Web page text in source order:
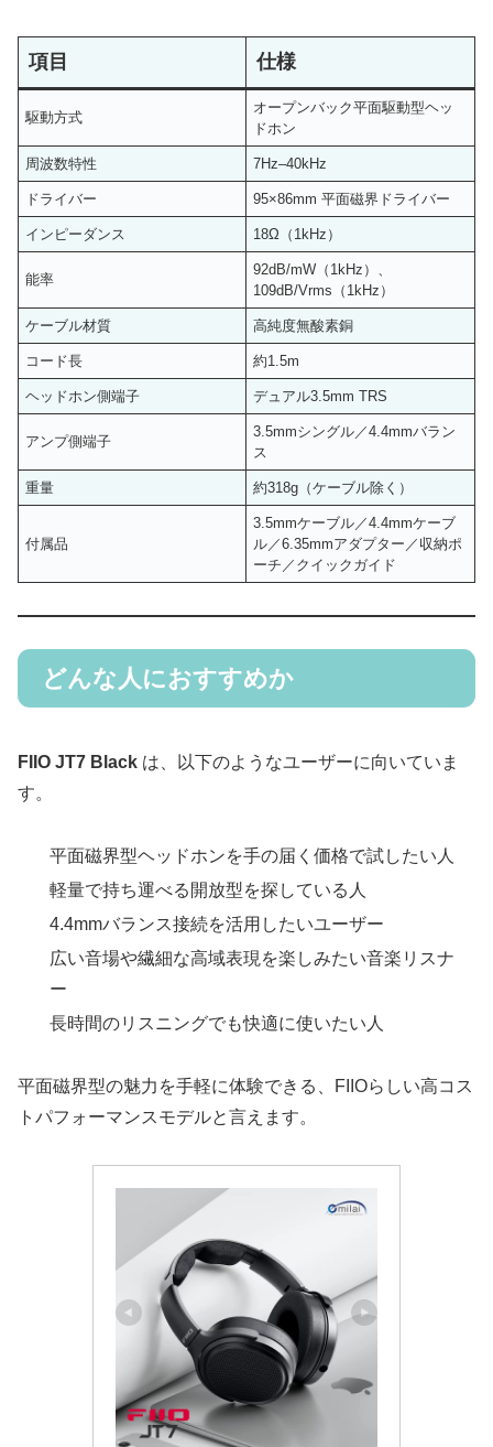
項目 仕様
駆動方式
オープンバック平面駆動型ヘッ
ドホン
周波数特性 7Hz–40kHz
ドライバー 95×86mm 平面磁界ドライバー
インピーダンス 18Ω（1kHz）
能率
92dB/mW（1kHz）、
109dB/Vrms（1kHz）
ケーブル材質 高純度無酸素銅
コード長 約1.5m
ヘッドホン側端子 デュアル3.5mm TRS
アンプ側端子
3.5mmシングル／4.4mmバラン
ス
重量 約318g（ケーブル除く）
付属品
3.5mmケーブル／4.4mmケーブ
ル／6.35mmアダプター／収納ポ
ーチ／クイックガイド
どんな人におすすめか
FIIO JT7 Black は、以下のようなユーザーに向いていま
す。
平面磁界型ヘッドホンを手の届く価格で試したい人
軽量で持ち運べる開放型を探している人
4.4mmバランス接続を活用したいユーザー
広い音場や繊細な高域表現を楽しみたい音楽リスナ
ー
長時間のリスニングでも快適に使いたい人
平面磁界型の魅力を手軽に体験できる、FIIOらしい高コス
トパフォーマンスモデルと言えます。